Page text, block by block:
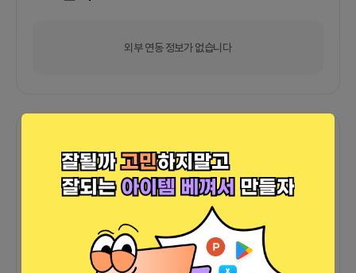
외부 연동 정보가 없습니다
커피챗 0 프로젝트 0 프로챗 0
아직 후기가 도착하지 않았습니다